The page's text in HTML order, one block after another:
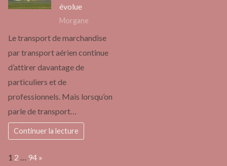
évolue
Morgane
Le transport de marchandise
par transport aérien continue
d’attirer davantage de
particuliers et de
professionnels. Mais lorsqu’on
parle de transport…
Continuer la lecture
Page:
1 2 … 94 Next
»